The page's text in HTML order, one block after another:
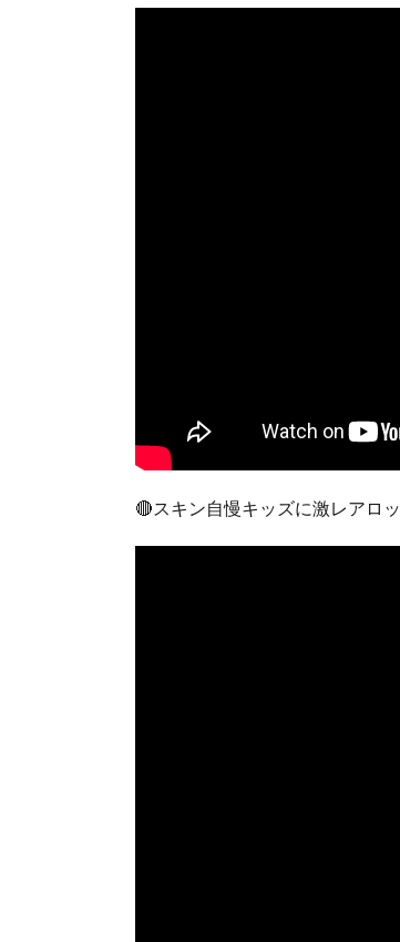
🔴スキン自慢キッズに激レアロ